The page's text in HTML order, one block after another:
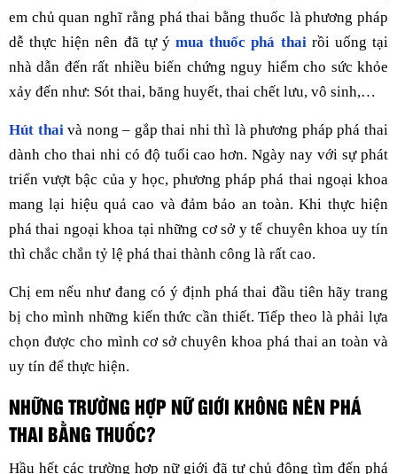
em chủ quan nghĩ rằng phá thai bằng thuốc là phương pháp
dễ thực hiện nên đã tự ýmua thuốc phá thairồi uống tại
nhà dẫn đến rất nhiều biến chứng nguy hiểm cho sức khỏe
xảy đến như: Sót thai, băng huyết, thai chết lưu, vô sinh,…
Hút thaivà nong – gắp thai nhi thì là phương pháp phá thai
dành cho thai nhi có độ tuổi cao hơn. Ngày nay với sự phát
triển vượt bậc của y học, phương pháp phá thai ngoại khoa
mang lại hiệu quả cao và đảm bảo an toàn. Khi thực hiện
phá thai ngoại khoa tại những cơ sở y tế chuyên khoa uy tín
thì chắc chắn tỷ lệ phá thai thành công là rất cao.
Chị em nếu như đang có ý định phá thai đầu tiên hãy trang
bị cho mình những kiến thức cần thiết. Tiếp theo là phải lựa
chọn được cho mình cơ sở chuyên khoa phá thai an toàn và
uy tín để thực hiện.
NHỮNG TRƯỜNG HỢP NỮ GIỚI KHÔNG NÊN PHÁ
THAI BẰNG THUỐC?
Hầu hết các trường hợp nữ giới đã tự chủ động tìm đến phá